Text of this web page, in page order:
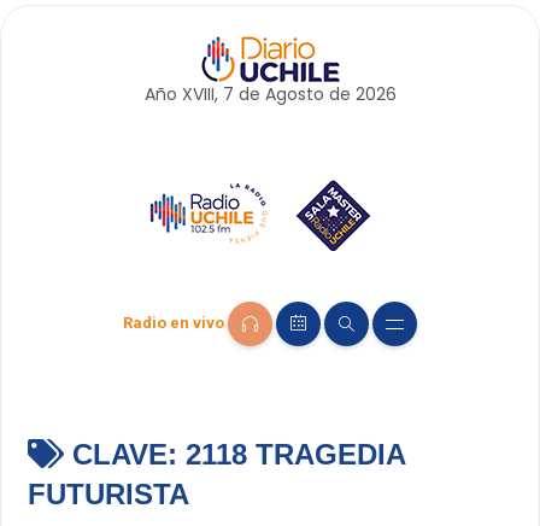
Año XVIII, 7 de Agosto de 2026
Radio en vivo
CLAVE: 2118 TRAGEDIA
FUTURISTA